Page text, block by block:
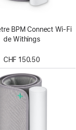
BPM Connect Wi-Fi
de Withings
CHF 150.50